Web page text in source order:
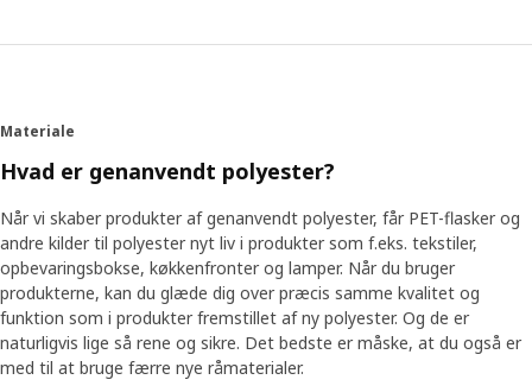
Materiale
Hvad er genanvendt polyester?
Når vi skaber produkter af genanvendt polyester, får PET-flasker og
andre kilder til polyester nyt liv i produkter som f.eks. tekstiler,
opbevaringsbokse, køkkenfronter og lamper. Når du bruger
produkterne, kan du glæde dig over præcis samme kvalitet og
funktion som i produkter fremstillet af ny polyester. Og de er
naturligvis lige så rene og sikre. Det bedste er måske, at du også er
med til at bruge færre nye råmaterialer.